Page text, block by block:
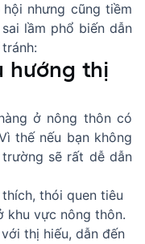
nhưng cũng tiềm
lầm phổ biến dẫn
hướng thị
ở nông thôn có
thế nếu bạn không
sẽ rất dễ dẫn
thói quen tiêu
khu vực nông thôn.
thị hiếu, dẫn đến